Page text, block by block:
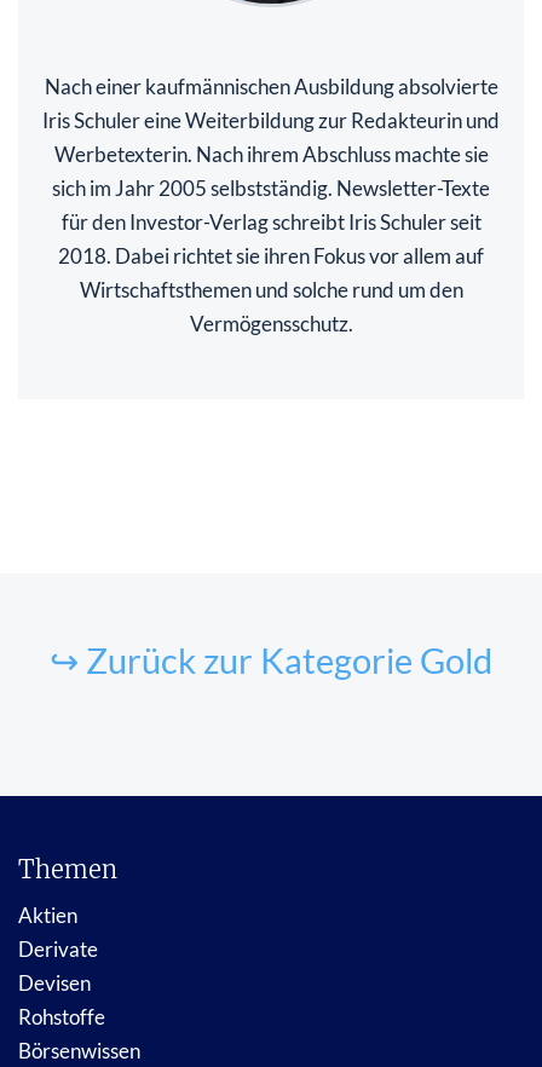
Nach einer kaufmännischen Ausbildung absolvierte
Iris Schuler eine Weiterbildung zur Redakteurin und
Werbetexterin. Nach ihrem Abschluss machte sie
sich im Jahr 2005 selbstständig. Newsletter-Texte
für den Investor-Verlag schreibt Iris Schuler seit
2018. Dabei richtet sie ihren Fokus vor allem auf
Wirtschaftsthemen und solche rund um den
Vermögensschutz.
↪ Zurück zur Kategorie Gold
Themen
Aktien
Derivate
Devisen
Rohstoffe
Börsenwissen